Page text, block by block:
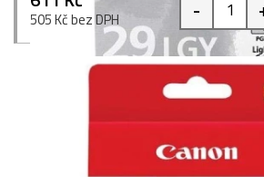
505 Kč bez DPH -